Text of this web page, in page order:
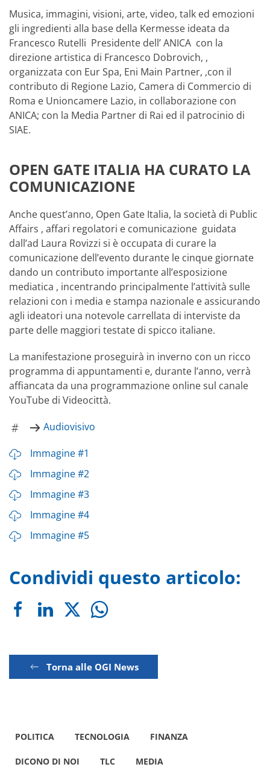
Musica, immagini, visioni, arte, video, talk ed emozioni
gli ingredienti alla base della Kermesse ideata da
Francesco Rutelli Presidente dell’ ANICA con la
direzione artistica di Francesco Dobrovich, ,
organizzata con Eur Spa, Eni Main Partner, ,con il
contributo di Regione Lazio, Camera di Commercio di
Roma e Unioncamere Lazio, in collaborazione con
ANICA; con la Media Partner di Rai ed il patrocinio di
SIAE.
OPEN GATE ITALIA HA CURATO LA
COMUNICAZIONE
Anche quest’anno, Open Gate Italia, la società di Public
Affairs , affari regolatori e comunicazione guidata
dall’ad Laura Rovizzi si è occupata di curare la
comunicazione dell’evento durante le cinque giornate
dando un contributo importante all’esposizione
mediatica , incentrando principalmente l’attività sulle
relazioni con i media e stampa nazionale e assicurando
agli ideatori una notevole carrellata di interviste da
parte delle maggiori testate di spicco italiane.
La manifestazione proseguirà in inverno con un ricco
programma di appuntamenti e, durante l’anno, verrà
affiancata da una programmazione online sul canale
YouTube di Videocittà.
Audiovisivo
Immagine #1
Immagine #2
Immagine #3
Immagine #4
Immagine #5
Condividi questo articolo:
Torna alle OGI News
POLITICA TECNOLOGIA FINANZA
DICONO DI NOI TLC MEDIA